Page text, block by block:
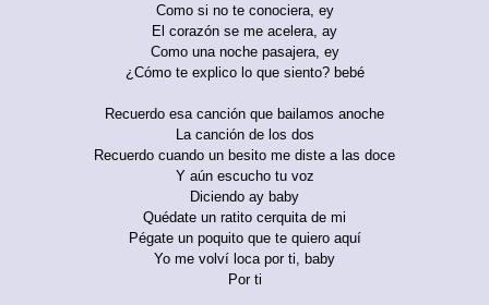
Como si no te conociera, ey
El corazón se me acelera, ay
Como una noche pasajera, ey
¿Cómo te explico lo que siento? bebé
Recuerdo esa canción que bailamos anoche
La canción de los dos
Recuerdo cuando un besito me diste a las doce
Y aún escucho tu voz
Diciendo ay baby
Quédate un ratito cerquita de mi
Pégate un poquito que te quiero aquí
Yo me volví loca por ti, baby
Por ti